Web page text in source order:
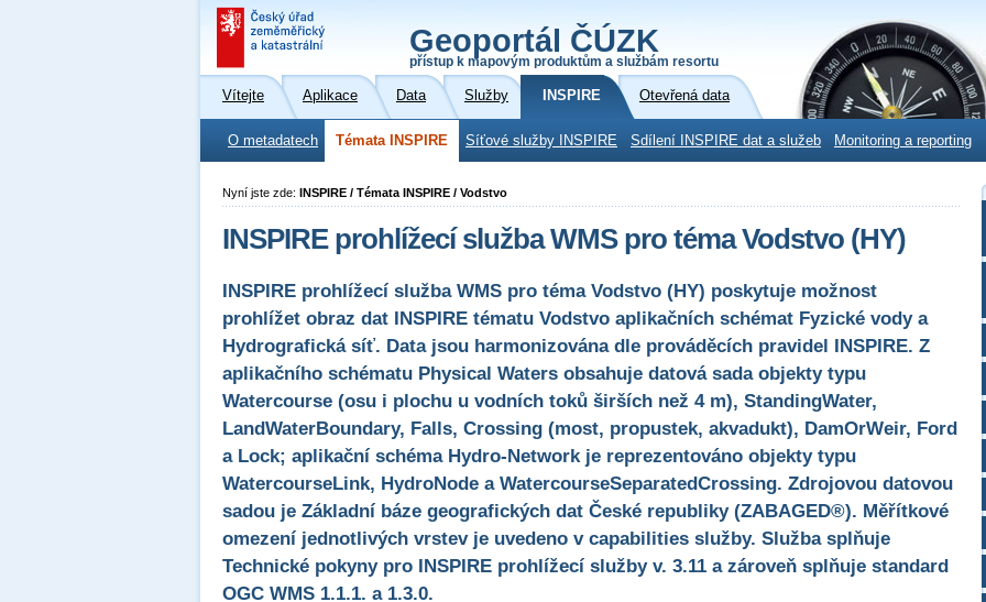
Geoportál ČÚZK
přístup k mapovým produktům a službám resortu
Vítejte Aplikace Data Služby INSPIRE Otevřená data
O metadatech Témata INSPIRE Síťové služby INSPIRE Sdílení INSPIRE dat a služeb Monitoring a reporting
Nyní jste zde: INSPIRE / Témata INSPIRE / Vodstvo
INSPIRE prohlížecí služba WMS pro téma Vodstvo (HY)
INSPIRE prohlížecí služba WMS pro téma Vodstvo (HY) poskytuje možnost
prohlížet obraz dat INSPIRE tématu Vodstvo aplikačních schémat Fyzické vody a
Hydrografická síť. Data jsou harmonizována dle prováděcích pravidel INSPIRE. Z
aplikačního schématu Physical Waters obsahuje datová sada objekty typu
Watercourse (osu i plochu u vodních toků širších než 4 m), StandingWater,
LandWaterBoundary, Falls, Crossing (most, propustek, akvadukt), DamOrWeir, Ford
a Lock; aplikační schéma Hydro-Network je reprezentováno objekty typu
WatercourseLink, HydroNode a WatercourseSeparatedCrossing. Zdrojovou datovou
sadou je Základní báze geografických dat České republiky (ZABAGED®). Měřítkové
omezení jednotlivých vrstev je uvedeno v capabilities služby. Služba splňuje
Technické pokyny pro INSPIRE prohlížecí služby v. 3.11 a zároveň splňuje standard
OGC WMS 1.1.1. a 1.3.0.